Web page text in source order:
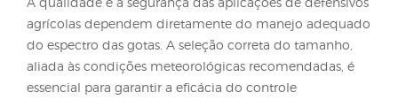
Ainda, em situações que são utilizadas pontas,
modelo, a pressão de trabalho também influencia
tamanho das gotas. Em geral, a redução da
resulta em gotas maiores, especialmente em